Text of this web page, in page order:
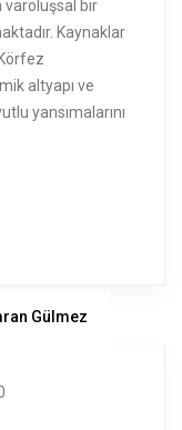
varoluşsal bir
Kaynaklar
altyapı ve
yansımalarını
Gülmez